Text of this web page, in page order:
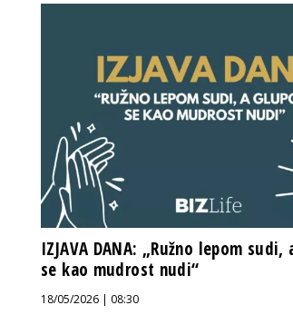
IZJAVA DANA: „Ružno lepom
se kao mudrost nudi“
18/05/2026 | 08:30